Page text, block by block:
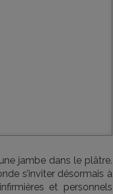
jambe dans le plâtre.
s’inviter désormais à
et personnels